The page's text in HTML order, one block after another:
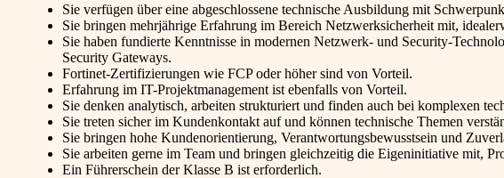
Sie verfügen über eine abgeschlossene technische Ausbildung mit
Sie bringen mehrjährige Erfahrung im Bereich Netzwerksicherheit mit,
Sie haben fundierte Kenntnisse in modernen Netzwerk- und Security-
Security Gateways.
Fortinet-Zertifizierungen wie FCP oder höher sind von Vorteil.
Erfahrung im IT-Projektmanagement ist ebenfalls von Vorteil.
Sie denken analytisch, arbeiten strukturiert und finden auch bei komplexen
Sie treten sicher im Kundenkontakt auf und können technische Themen
Sie bringen hohe Kundenorientierung, Verantwortungsbewusstsein und
Sie arbeiten gerne im Team und bringen gleichzeitig die Eigeninitiative mit,
Ein Führerschein der Klasse B ist erforderlich.